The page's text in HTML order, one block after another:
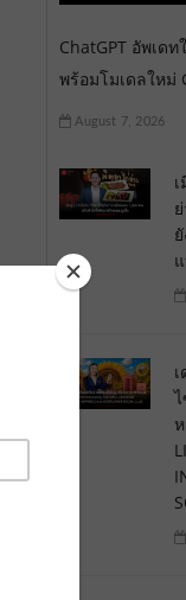
ChatGPT อัพเด
พร้อมโมเดลใหม่
August 7, 2026